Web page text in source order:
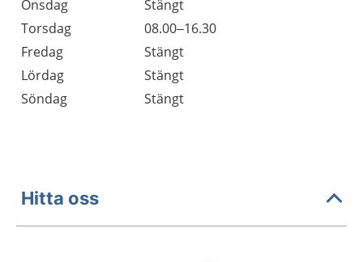
Onsdag
Stängt
Torsdag
08.00–16.30
Fredag
Stängt
Lördag
Stängt
Söndag
Stängt
Hitta oss